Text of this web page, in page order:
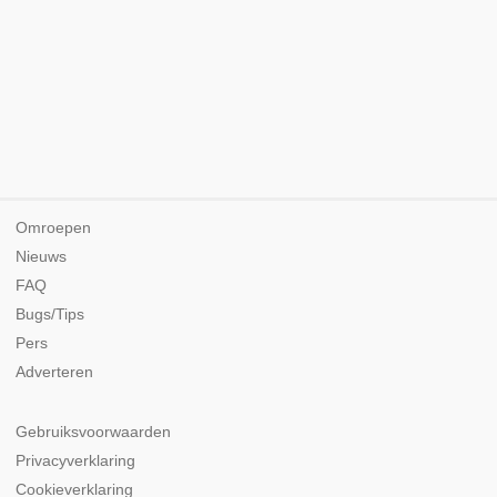
Omroepen
Nieuws
FAQ
Bugs/Tips
Pers
Adverteren
Gebruiksvoorwaarden
Privacyverklaring
Cookieverklaring